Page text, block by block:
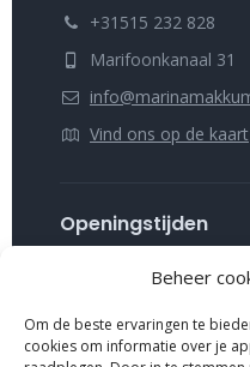
Beheer
Om de beste ervaringen te
cookies om informatie over je
+31515 232 828
Marifoonkanaal 31
Vind ons op de kaart
Openingstijden
Hoogseizoen van 08:00
Buiten openingstijden is
met kentekensysteem.